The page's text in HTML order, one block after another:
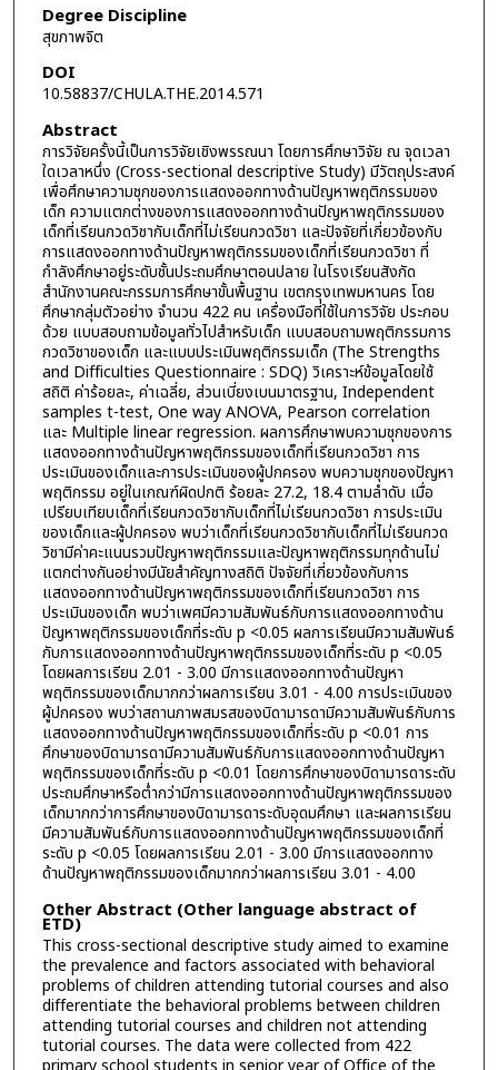
Degree Discipline
สุขภาพจิต
DOI
10.58837/CHULA.THE.2014.571
Abstract
การวิจัยครั้งนี้เป็นการวิจัยเชิงพรรณนา โดยการศึกษาวิจัย ณ จุดเวลา
ใดเวลาหนึ่ง (Cross-sectional descriptive Study) มีวัตถุประสงค์
เพื่อศึกษาความชุกของการแสดงออกทางด้านปัญหาพฤติกรรมของ
เด็ก ความแตกต่างของการแสดงออกทางด้านปัญหาพฤติกรรมของ
เด็กที่เรียนกวดวิชากับเด็กที่ไม่เรียนกวดวิชา และปัจจัยที่เกี่ยวข้องกับ
การแสดงออกทางด้านปัญหาพฤติกรรมของเด็กที่เรียนกวดวิชา ที่
กำลังศึกษาอยู่ระดับชั้นประถมศึกษาตอนปลาย ในโรงเรียนสังกัด
สำนักงานคณะกรรมการศึกษาขั้นพื้นฐาน เขตกรุงเทพมหานคร โดย
ศึกษากลุ่มตัวอย่าง จำนวน 422 คน เครื่องมือที่ใช้ในการวิจัย ประกอบ
ด้วย แบบสอบถามข้อมูลทั่วไปสำหรับเด็ก แบบสอบถามพฤติกรรมการ
กวดวิชาของเด็ก และแบบประเมินพฤติกรรมเด็ก (The Strengths
and Difficulties Questionnaire : SDQ) วิเคราะห์ข้อมูลโดยใช้
สถิติ ค่าร้อยละ, ค่าเฉลี่ย, ส่วนเบี่ยงเบนมาตรฐาน, Independent
samples t-test, One way ANOVA, Pearson correlation
และ Multiple linear regression. ผลการศึกษาพบความชุกของการ
แสดงออกทางด้านปัญหาพฤติกรรมของเด็กที่เรียนกวดวิชา การ
ประเมินของเด็กและการประเมินของผู้ปกครอง พบความชุกของปัญหา
พฤติกรรม อยู่ในเกณฑ์ผิดปกติ ร้อยละ 27.2, 18.4 ตามลำดับ เมื่อ
เปรียบเทียบเด็กที่เรียนกวดวิชากับเด็กที่ไม่เรียนกวดวิชา การประเมิน
ของเด็กและผู้ปกครอง พบว่าเด็กที่เรียนกวดวิชากับเด็กที่ไม่เรียนกวด
วิชามีค่าคะแนนรวมปัญหาพฤติกรรมและปัญหาพฤติกรรมทุกด้านไม่
แตกต่างกันอย่างมีนัยสำคัญทางสถิติ ปัจจัยที่เกี่ยวข้องกับการ
แสดงออกทางด้านปัญหาพฤติกรรมของเด็กที่เรียนกวดวิชา การ
ประเมินของเด็ก พบว่าเพศมีความสัมพันธ์กับการแสดงออกทางด้าน
ปัญหาพฤติกรรมของเด็กที่ระดับ p <0.05 ผลการเรียนมีความสัมพันธ์
กับการแสดงออกทางด้านปัญหาพฤติกรรมของเด็กที่ระดับ p <0.05
โดยผลการเรียน 2.01 - 3.00 มีการแสดงออกทางด้านปัญหา
พฤติกรรมของเด็กมากกว่าผลการเรียน 3.01 - 4.00 การประเมินของ
ผู้ปกครอง พบว่าสถานภาพสมรสของบิดามารดามีความสัมพันธ์กับการ
แสดงออกทางด้านปัญหาพฤติกรรมของเด็กที่ระดับ p <0.01 การ
ศึกษาของบิดามารดามีความสัมพันธ์กับการแสดงออกทางด้านปัญหา
พฤติกรรมของเด็กที่ระดับ p <0.01 โดยการศึกษาของบิดามารดาระดับ
ประถมศึกษาหรือต่ำกว่ามีการแสดงออกทางด้านปัญหาพฤติกรรมของ
เด็กมากกว่าการศึกษาของบิดามารดาระดับอุดมศึกษา และผลการเรียน
มีความสัมพันธ์กับการแสดงออกทางด้านปัญหาพฤติกรรมของเด็กที่
ระดับ p <0.05 โดยผลการเรียน 2.01 - 3.00 มีการแสดงออกทาง
ด้านปัญหาพฤติกรรมของเด็กมากกว่าผลการเรียน 3.01 - 4.00
Other Abstract (Other language abstract of
ETD)
This cross-sectional descriptive study aimed to examine
the prevalence and factors associated with behavioral
problems of children attending tutorial courses and also
differentiate the behavioral problems between children
attending tutorial courses and children not attending
tutorial courses. The data were collected from 422